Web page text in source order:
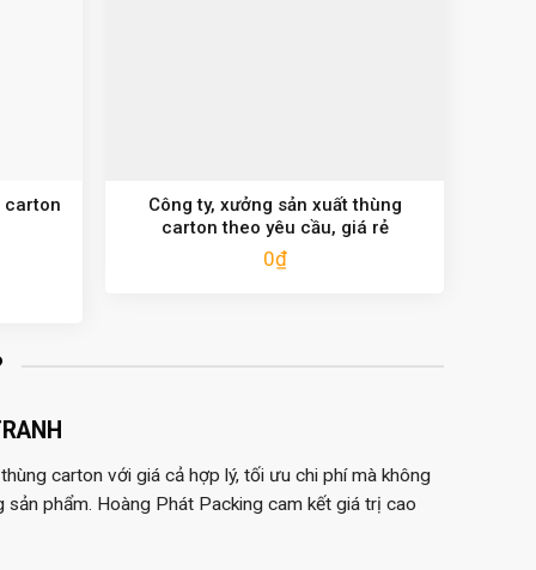
carton
Công ty, xưởng sản xuất thùng
carton theo yêu cầu, giá rẻ
0₫
carton với giá cả hợp lý, tối ưu chi phí mà không
sản phẩm. Hoàng Phát Packing cam kết giá trị cao